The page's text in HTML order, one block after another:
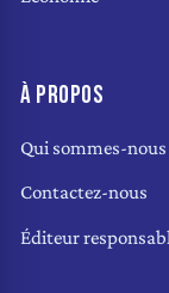
À PROPOS
Qui sommes-nous
Contactez-nous
Éditeur